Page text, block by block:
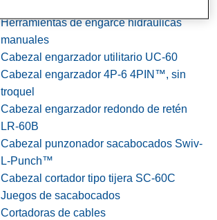
Herramientas de engarce hidráulicas
manuales
Cabezal engarzador utilitario UC-60
Cabezal engarzador 4P-6 4PIN™, sin
troquel
Cabezal engarzador redondo de retén
LR-60B
Cabezal punzonador sacabocados Swiv-
L-Punch™
Cabezal cortador tipo tijera SC-60C
Juegos de sacabocados
Cortadoras de cables